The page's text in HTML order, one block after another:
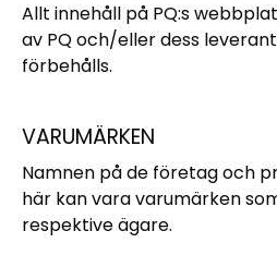
Allt innehåll på PQ:s
av PQ och/eller dess
förbehålls.
VARUMÄRKEN
Namnen på de företag och
här kan vara varumärken
respektive ägare.